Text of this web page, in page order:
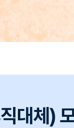
대체)